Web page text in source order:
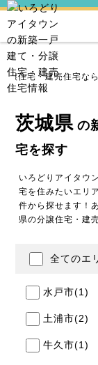
譲住宅・建売住宅な
茨城県 の
宅を探す
いろどりアイタウ
宅を住みたいエリ
件から探せます！
県の分譲住宅・建
全てのエ
水戸市(1)
土浦市(2)
牛久市(1)